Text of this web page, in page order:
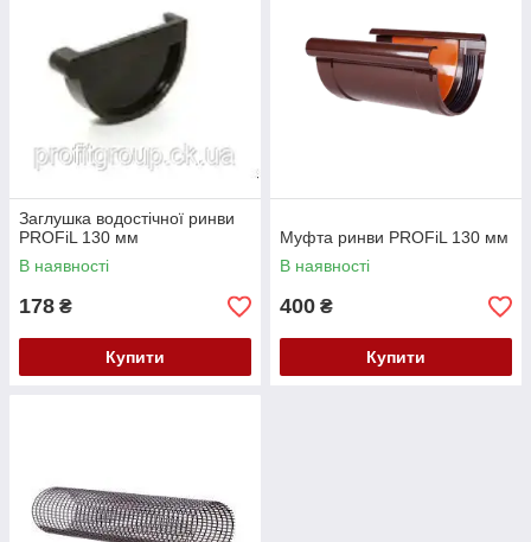
Заглушка водостічної ринви
PROFiL 130 мм
В наявності
178 ₴
Купити
Муфта ринви PROFiL 130 мм
В наявності
400 ₴
Купити